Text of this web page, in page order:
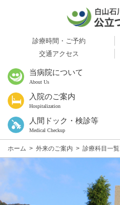
診療時間・ご予約
交通アクセス
当病院について
About Us
入院のご案内
Hospitalization
人間ドック・検診等
Medical Checkup
ホーム > 外来のご案内 > 診療科目一覧